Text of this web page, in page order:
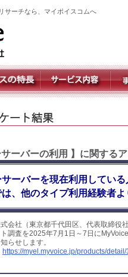
サーチなら、マイボイスコムへ
サーバーの利用 】に関する
サーバーを現在利用してい
は、他のタイプ利用経験者
会社（東京都千代田区、代表取締
調査を2025年7月1日～7日に
らせします。
https://myel.myvoice.jp/products/